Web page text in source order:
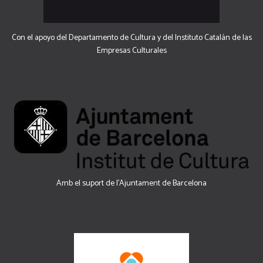
Con el apoyo del Departamento de Cultura y del Instituto Catalán de las
Empresas Culturales
Amb el suport de l’Ajuntament de Barcelona